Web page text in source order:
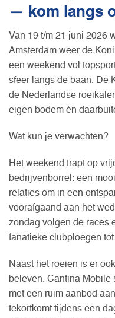
— kom langs
Van 19 t/m 21 juni 2026
Amsterdam weer de
een weekend vol
sfeer langs de baan. De
de Nederlandse
eigen bodem én
Wat kun je verwachten?
Het weekend trapt op
bedrijvenborrel: een
relaties om in een
voorafgaand aan het
zondag volgen de races
fanatieke clubploegen
Naast het roeien is er
beleven. Cantina Mobile
met een ruim aanbod
tekortkomt tijdens een